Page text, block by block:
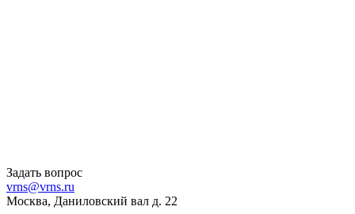
Задать вопрос
vrns@vrns.ru
Москва, Даниловский вал д. 22